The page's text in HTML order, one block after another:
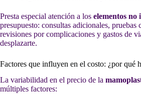
Presta especial atención a los elementos no
presupuesto: consultas adicionales, pruebas
revisiones por complicaciones y gastos de
desplazarte.
Factores que influyen en el costo: ¿por qué
La variabilidad en el precio de la
múltiples factores: